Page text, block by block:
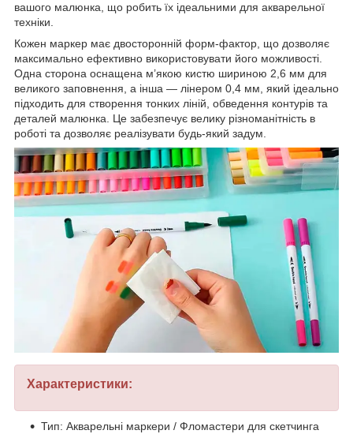
вашого малюнка, що робить їх ідеальними для акварельної
техніки.
Кожен маркер має двосторонній форм-фактор, що дозволяє
максимально ефективно використовувати його можливості.
Одна сторона оснащена м’якою кистю шириною 2,6 мм для
великого заповнення, а інша — лінером 0,4 мм, який ідеально
підходить для створення тонких ліній, обведення контурів та
деталей малюнка. Це забезпечує велику різноманітність в
роботі та дозволяє реалізувати будь-який задум.
Характеристики:
Тип: Акварельні маркери / Фломастери для скетчинга